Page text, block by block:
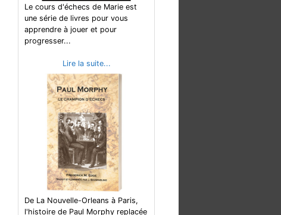
Le cours d'échecs de Marie est
une série de livres pour vous
apprendre à jouer et pour
progresser...
Lire la suite...
De La Nouvelle-Orleans à Paris,
l'histoire de Paul Morphy replacée